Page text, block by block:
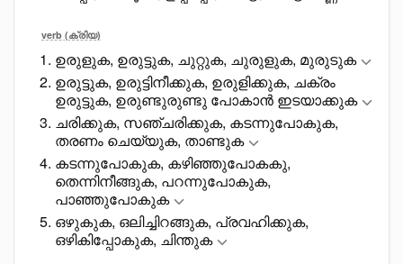
verb (ക്രിയ)
ഉരുളുക, ഉരുട്ടുക, ചുറ്റുക, ചുരുളുക, മുരുടുക
ഉരുട്ടുക, ഉരുട്ടിനീക്കുക, ഉരുളിക്കുക, ചക്രം
ഉരുട്ടുക, ഉരുണ്ടുരുണ്ടു പോകാൻ ഇടയാക്കുക
ചരിക്കുക, സഞ്ചരിക്കുക, കടന്നുപോകുക,
തരണം ചെയ്യുക, താണ്ടുക
കടന്നുപോകുക, കഴിഞ്ഞുപോകകു,
തെന്നിനീങ്ങുക, പറന്നുപോകുക,
പാഞ്ഞുപോകുക
ഒഴുകുക, ഒലിച്ചിറങ്ങുക, പ്രവഹിക്കുക,
ഒഴികിപ്പോകുക, ചിന്തുക